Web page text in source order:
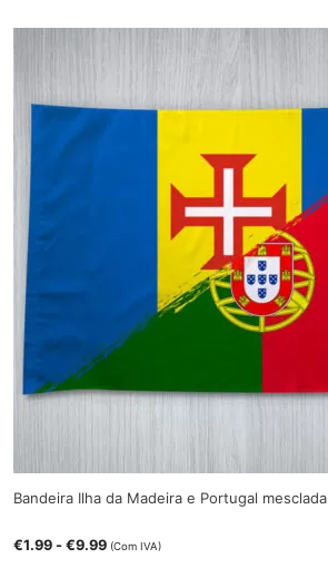
Bandeira Ilha da Madeira e Portugal mesclada
€1.99 -€9.99 (Com IVA)